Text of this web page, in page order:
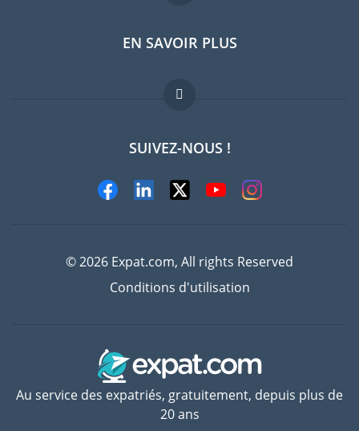
Guides pays
Offres d'emploi
EN SAVOIR PLUS
FAQ
Experts
SUIVEZ-NOUS !
© 2026 Expat.com, All rights Reserved
Conditions d'utilisation
Au service des expatriés, gratuitement, depuis plus de
20 ans